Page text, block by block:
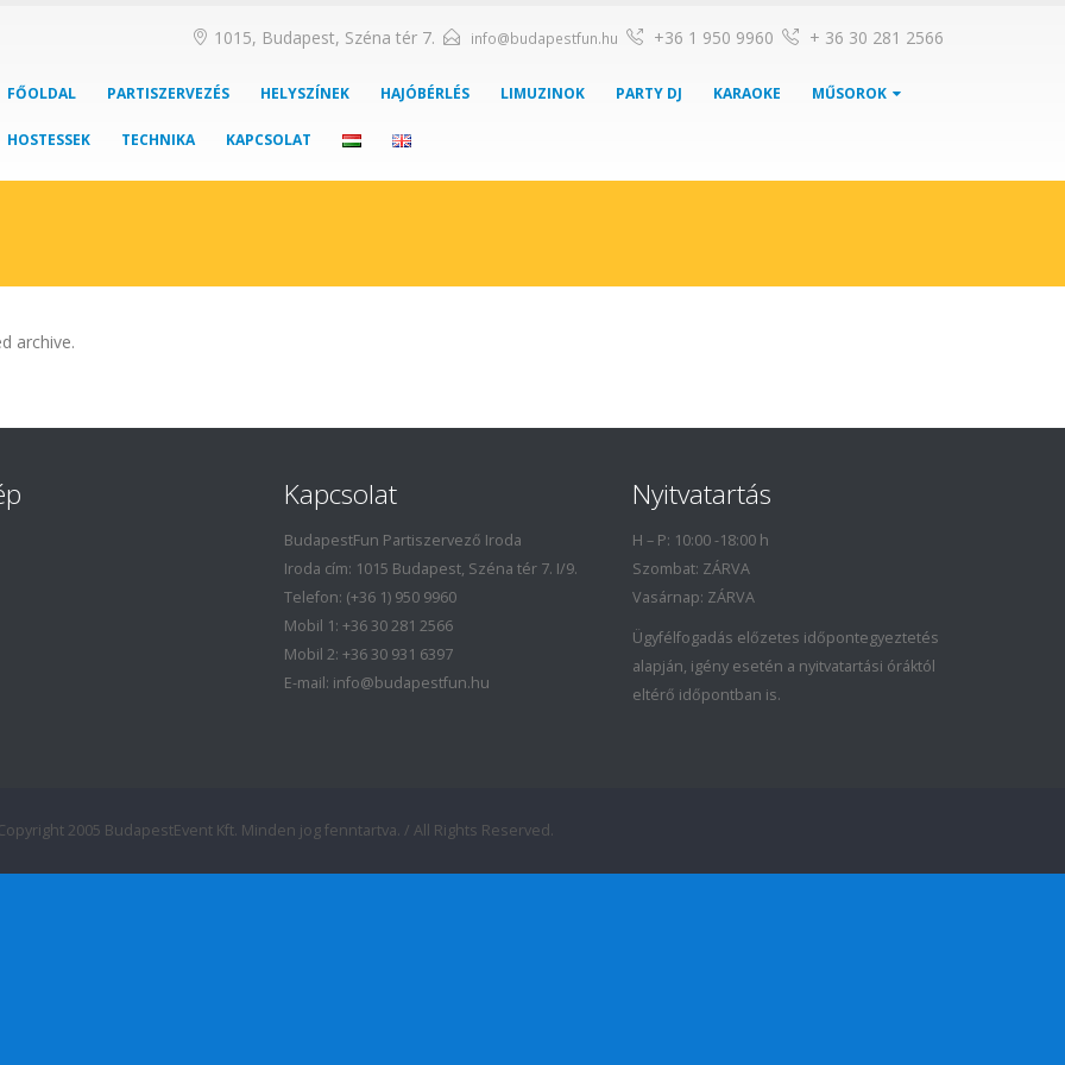
1015, Budapest, Széna tér 7. info@budapestfun.hu +36 1 950 9960 + 36 30 281 2566
FŐOLDAL PARTISZERVEZÉS HELYSZÍNEK HAJÓBÉRLÉS LIMUZINOK PARTY DJ KARAOKE MŰSOROK
HOSTESSEK TECHNIKA KAPCSOLAT
archive.
Kapcsolat
BudapestFun Partiszervező Iroda
Iroda cím: 1015 Budapest, Széna tér 7. I/9.
Telefon: (+36 1) 950 9960
Mobil 1: +36 30 281 2566
Mobil 2: +36 30 931 6397
E-mail: info@budapestfun.hu
Nyitvatartás
H – P: 10:00 -18:00 h
Szombat: ZÁRVA
Vasárnap: ZÁRVA
Ügyfélfogadás előzetes időpontegyeztetés
alapján, igény esetén a nyitvatartási óráktól
eltérő időpontban is.
2005 BudapestEvent Kft. Minden jog fenntartva. / All Rights Reserved.